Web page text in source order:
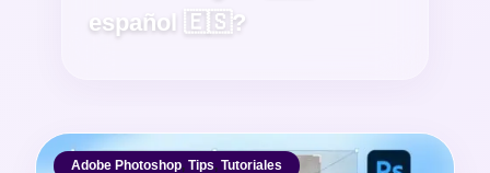
español 🇪🇸?
Adobe Photoshop, Tips, Tutoriales